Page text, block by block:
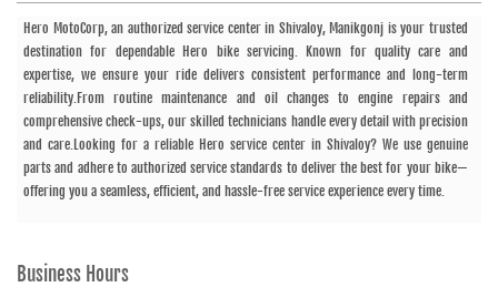
Hero MotoCorp, an authorized service center in Shivaloy, Manikgonj is your trusted
destination for dependable Hero bike servicing. Known for quality care and
expertise, we ensure your ride delivers consistent performance and long-term
reliability.From routine maintenance and oil changes to engine repairs and
comprehensive check-ups, our skilled technicians handle every detail with precision
and care.Looking for a reliable Hero service center in Shivaloy? We use genuine
parts and adhere to authorized service standards to deliver the best for your bike—
offering you a seamless, efficient, and hassle-free service experience every time.
Business Hours